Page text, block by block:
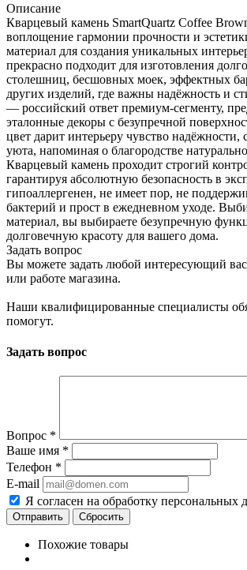
Описание
Кварцевый камень SmartQuartz Coffee
воплощение гармонии прочности и
материал для создания уникальных
прекрасно подходит для изготовления
столешниц, бесшовных моек, эффектных
других изделий, где важны надёжность и
— российский ответ премиум-сегменту,
эталонные декоры с безупречной
цвет дарит интерьеру чувство надёжности,
уюта, напоминая о благородстве
Кварцевый камень проходит строгий
гарантируя абсолютную безопасность в
гипоаллергенен, не имеет пор, не
бактерий и прост в ежедневном уходе.
материал, вы выбираете безупречную
долговечную красоту для вашего дома.
Задать вопрос
Вы можете задать любой интересующий
или работе магазина.
Наши квалифицированные специалисты
помогут.
Задать вопрос
Вопрос *
Ваше имя *
Телефон *
E-mail
Я согласен на обработку персональных
Сбросить
Похожие товары